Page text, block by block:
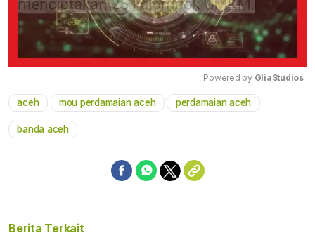
Mute
Powered by GliaStudios
aceh mou perdamaian aceh perdamaian aceh
banda aceh
Berita Terkait